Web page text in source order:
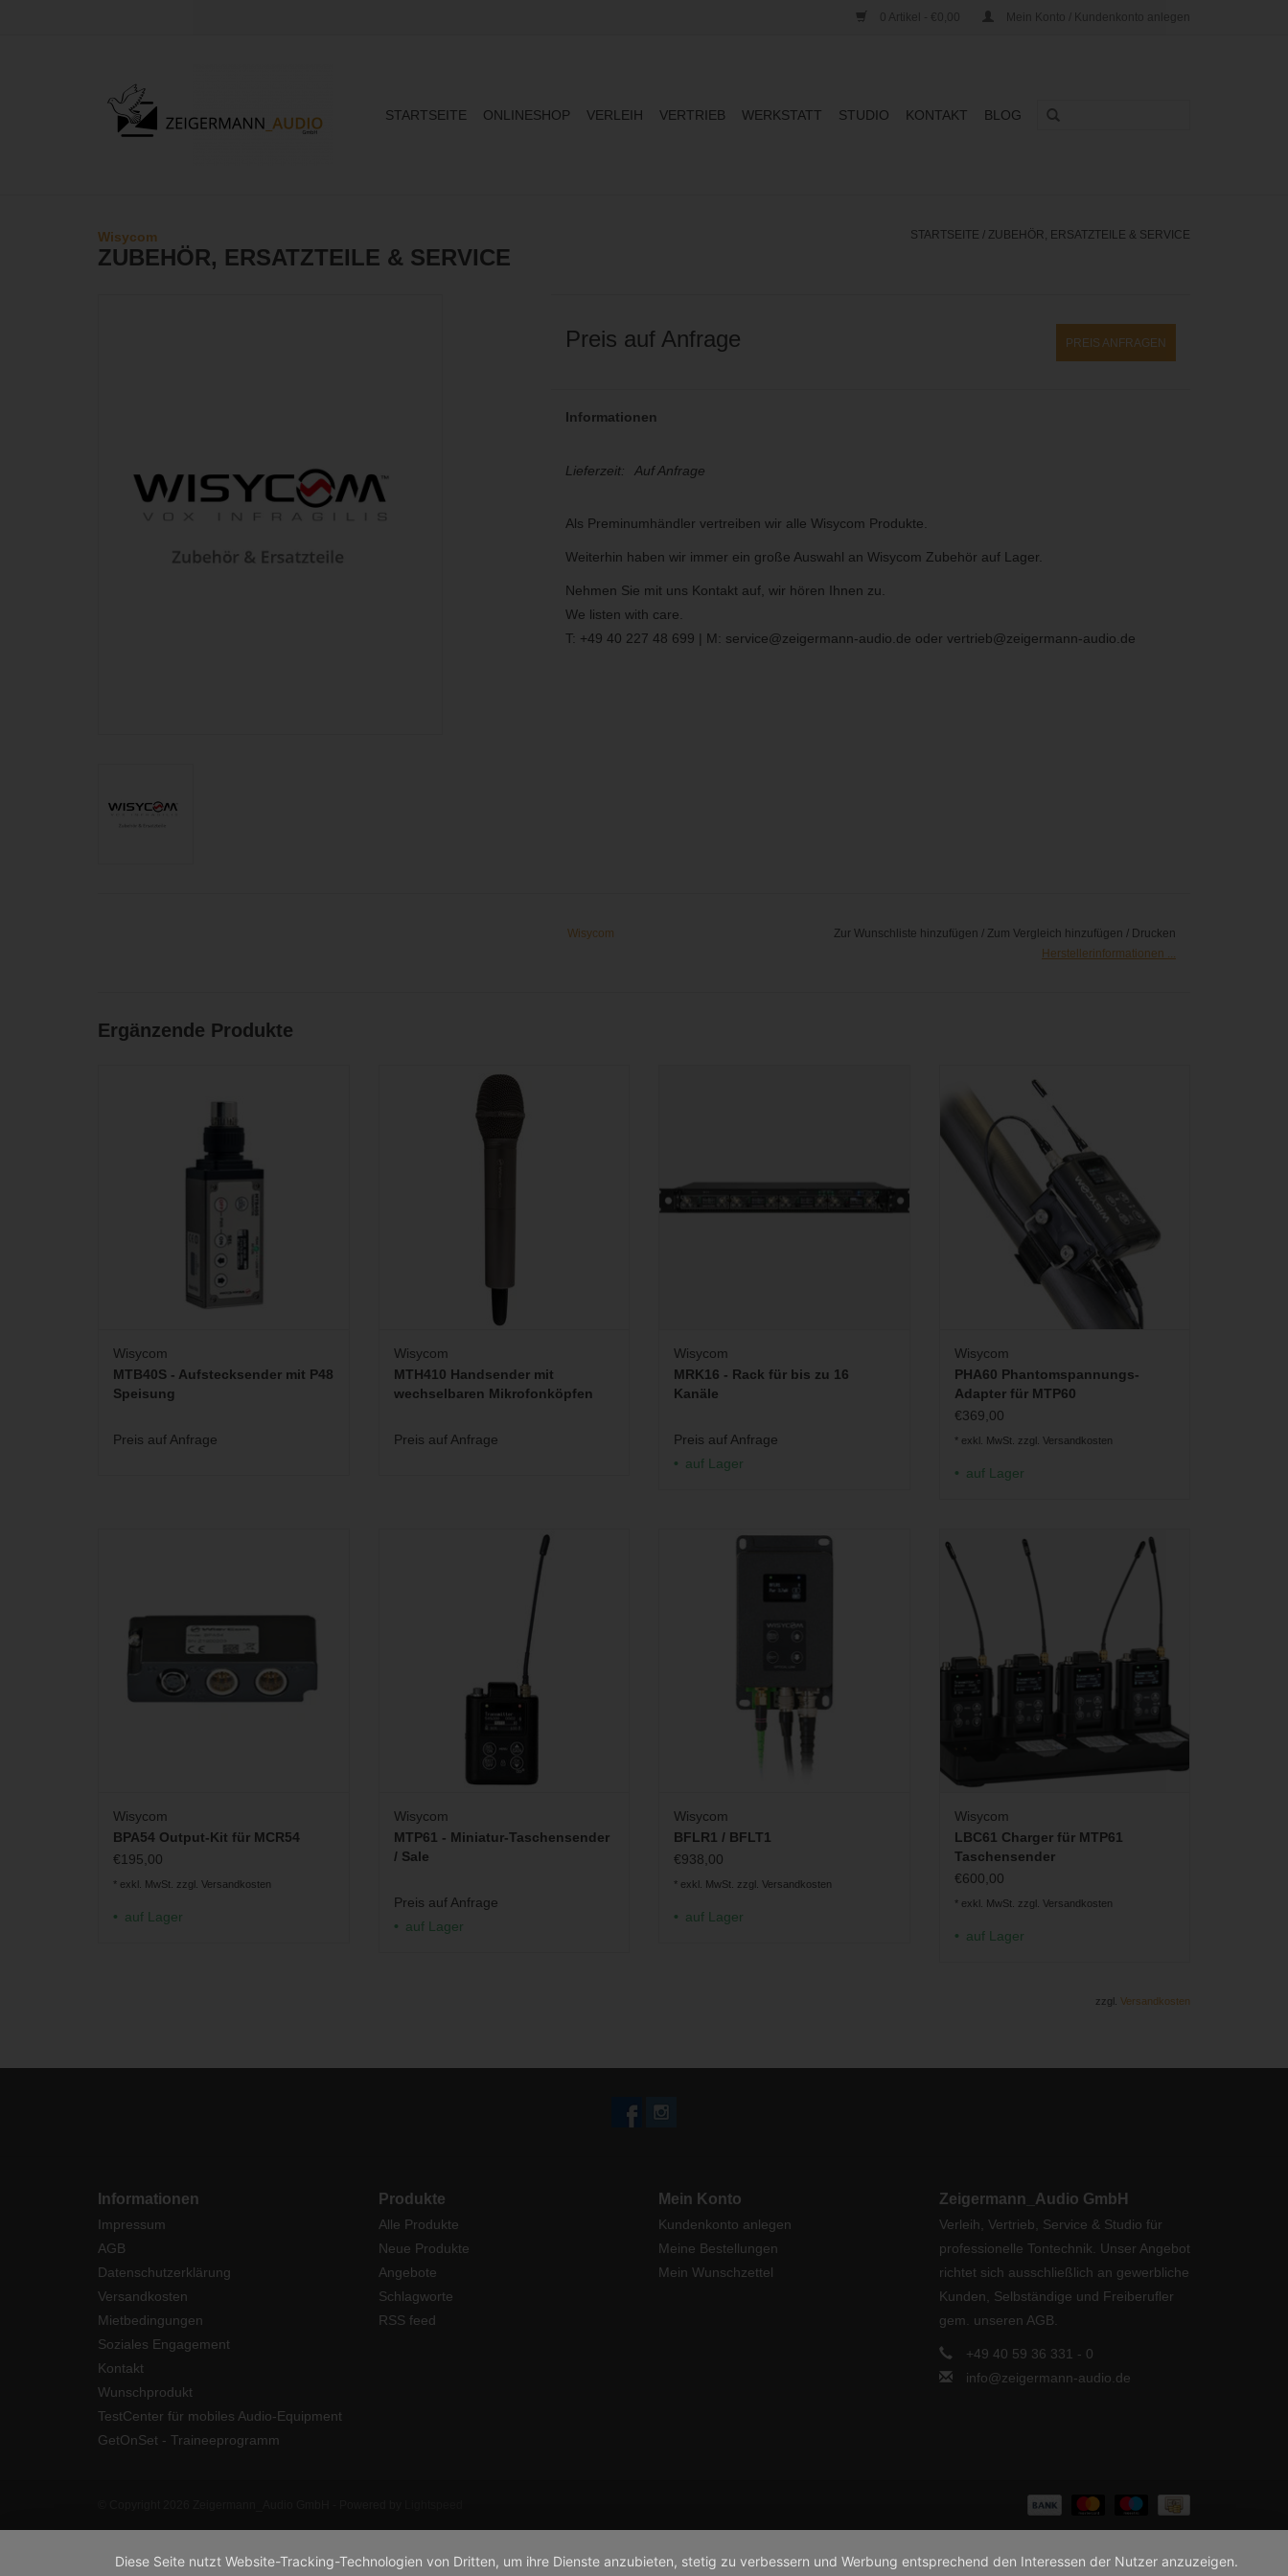
0 Artikel - €0,00 Mein Konto / Kundenkonto anlegen
STARTSEITE ONLINESHOP VERLEIH VERTRIEB WERKSTATT STUDIO KONTAKT BLOG
Wisycom
ZUBEHÖR, ERSATZTEILE & SERVICE
STARTSEITE / ZUBEHÖR, ERSATZTEILE & SERVICE
Preis auf Anfrage PREIS ANFRAGEN
Informationen
Lieferzeit: Auf Anfrage
Als Preminumhändler vertreiben wir alle Wisycom Produkte.
Weiterhin haben wir immer ein große Auswahl an Wisycom Zubehör auf Lager.
Nehmen Sie mit uns Kontakt auf, wir hören Ihnen zu.
We listen with care.
T: +49 40 227 48 699 | M: service@zeigermann-audio.de oder vertrieb@zeigermann-audio.de
Wisycom Zur Wunschliste hinzufügen / Zum Vergleich hinzufügen / Drucken
Herstellerinformationen ...
Ergänzende Produkte
Wisycom
MTB40S - Aufstecksender mit P48
Speisung
Preis auf Anfrage
Professioneller Mikrofon Handsender mit
wechselbaren Premium Mikrofonköpfen
PREIS ANFRAGEN
Wisycom
MTH410 Handsender mit
wechselbaren Mikrofonköpfen
Preis auf Anfrage
Wisycom
MRK16 - Rack für bis zu 16
Kanäle
Preis auf Anfrage
auf Lager
Adapter für MTP60 zur Verwendung an
einem Tonangel-Drahtlossystem.
ZUM WARENKORB HINZUFÜGEN
Wisycom
PHA60 Phantomspannungs-
Adapter für MTP60
€369,00
* exkl. MwSt. zzgl. Versandkosten
auf Lager
Wisycom
BPA54 Output-Kit für MCR54
€195,00
* exkl. MwSt. zzgl. Versandkosten
auf Lager
Miniatur-Taschensender und Recorder mit
einer Schaltbandbreite von 470-832 MHz
PREIS ANFRAGEN
Wisycom
MTP61 - Miniatur-Taschensender
/ Sale
Preis auf Anfrage
auf Lager
Mobile HF-Signal Wandler zur Übertragung
ZUM WARENKORB HINZUFÜGEN
Wisycom
BFLR1 / BFLT1
€938,00
* exkl. MwSt. zzgl. Versandkosten
auf Lager
Multicharger LBC61 Charger für MTP61
Taschensender.
ZUM WARENKORB HINZUFÜGEN
Wisycom
LBC61 Charger für MTP61
Taschensender
€600,00
* exkl. MwSt. zzgl. Versandkosten
auf Lager
zzgl. Versandkosten
Informationen
Impressum
AGB
Datenschutzerklärung
Versandkosten
Mietbedingungen
Soziales Engagement
Kontakt
Wunschprodukt
TestCenter für mobiles Audio-Equipment
GetOnSet - Traineeprogramm
Produkte
Alle Produkte
Neue Produkte
Angebote
Schlagworte
RSS feed
Mein Konto
Kundenkonto anlegen
Meine Bestellungen
Mein Wunschzettel
Zeigermann_Audio GmbH
Verleih, Vertrieb, Service & Studio für
professionelle Tontechnik. Unser Angebot
richtet sich ausschließlich an gewerbliche
Kunden, Selbständige und Freiberufler
gem. unseren AGB.
+49 40 59 36 331 - 0
info@zeigermann-audio.de
Diese Seite nutzt Website-Tracking-Technologien von Dritten, um ihre Dienste anzubieten, stetig zu verbessern und Werbung entsprechend den Interessen der Nutzer anzuzeigen.